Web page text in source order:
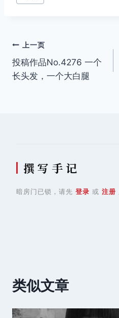
文
章
上一页
投稿作品No.4276 一个
长头发，一个大白腿
撰 写 手 记
暗房门已锁，请先 登录 或 注册
类似文章